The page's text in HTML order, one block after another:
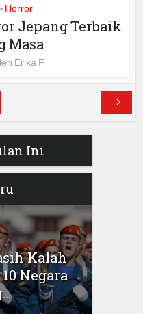
• Horror
Jepang Terbaik
Masa
Erika F.
Ini
Kalah
Negara